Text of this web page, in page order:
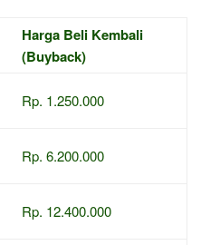
Harga Beli Kembali
(Buyback)
Rp. 1.250.000
Rp. 6.200.000
Rp. 12.400.000